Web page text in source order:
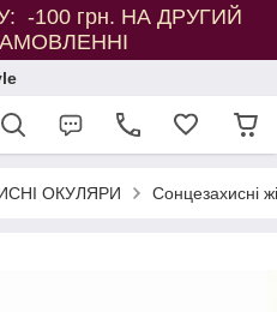
-100 грн. НА ДРУГИЙ
ОКУЛЯРИ Сонцезахисні